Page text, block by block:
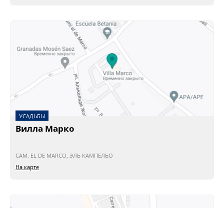
УСАДЬБЫ
Вилла Марко
CAM. EL DE MARCO, ЭЛЬ КАМПЕЛЬО
На карте